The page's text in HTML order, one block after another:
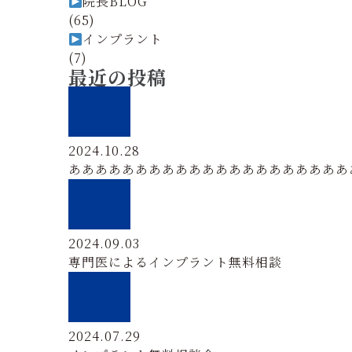
(65)
インプラント
(7)
最近の投稿
2024.10.28
ああああああああああああああああああああ
2024.09.03
専門医によるインプラント無料相談
2024.07.29